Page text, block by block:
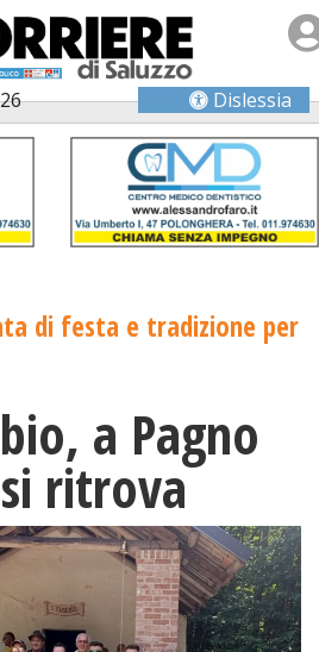
Dislessia
di festa e tradizione per
a Pagno
ritrova